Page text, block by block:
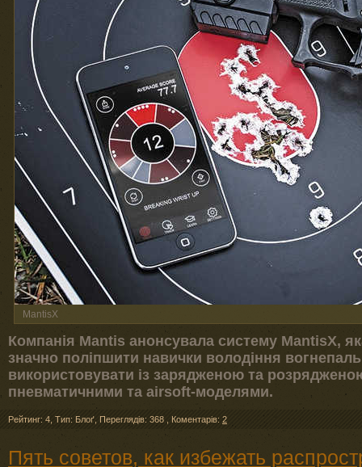
MantisX
Компанія Mantis анонсувала систему MantisX,
значно поліпшити навички володіння
використовувати із зарядженою та
пневматичними та airsoft-моделями.
Рейтинг: 4 Тип: Блоґ Переглядів: 368 Коментарів: 2
Пять советов, как избежать